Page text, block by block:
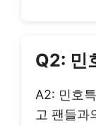
Q2: 민
A2: 민호
고 팬들과